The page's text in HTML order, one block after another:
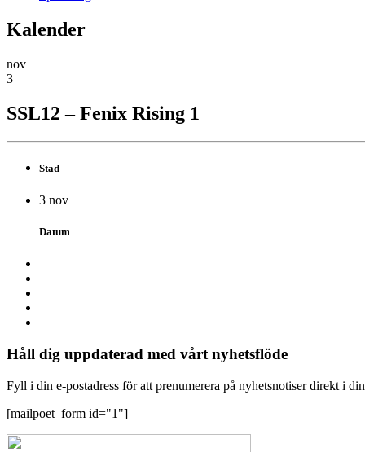
Kalender
nov
3
SSL12 – Fenix Rising 1
Stad
3 nov
Datum
Håll dig uppdaterad med vårt nyhetsflöde
Fyll i din e-postadress för att prenumerera på nyhetsnotiser direkt i
[mailpoet_form id="1"]